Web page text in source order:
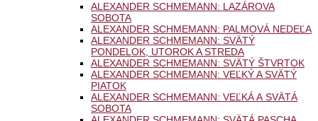
ALEXANDER SCHMEMANN: LAZÁROVA
SOBOTA
ALEXANDER SCHMEMANN: PALMOVÁ NEDEĽA
ALEXANDER SCHMEMANN: SVÄTÝ
PONDELOK, UTOROK A STREDA
ALEXANDER SCHMEMANN: SVÄTÝ ŠTVRTOK
ALEXANDER SCHMEMANN: VEĽKÝ A SVÄTÝ
PIATOK
ALEXANDER SCHMEMANN: VEĽKÁ A SVÄTÁ
SOBOTA